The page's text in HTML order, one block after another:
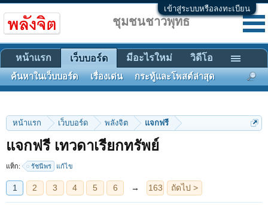
เข้าสู่ระบบหรือลงทะเบียน
หน้าแรก เว็บบอร์ด พลังจิต แจกฟรี
แจกฟรี เทวดาเรียกทรัพย์
แท็ก: รัชนีพร แก้ไข
ชุมชนชาวพุทธ
หน้าแรก เว็บบอร์ด
ค้นหาในเว็บบอร์ด เรื่องเด่น กระทู้และโพสต์ล่าสุด
มีอะไรใหม่ วิดีโอ